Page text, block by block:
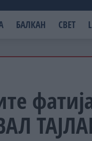
БАЛКАН СВЕТ